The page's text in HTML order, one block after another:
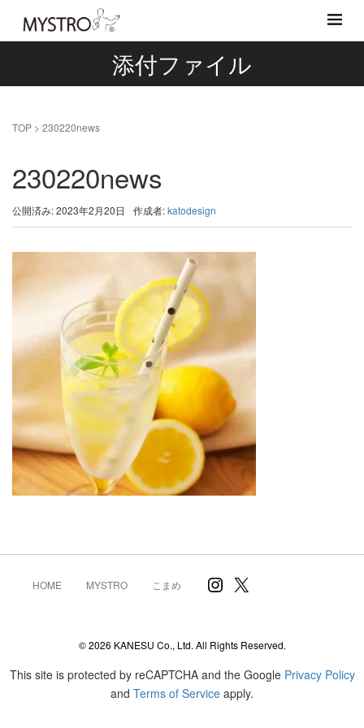
添付ファイル
TOP > 230220news
230220news
公開済み: 2023年2月20日 作成者:katodesign
HOME MYSTRO こまめ Instagram
X
© 2026 KANESU Co., Ltd. All Rights Reserved.
This site is protected by reCAPTCHA and the Google Privacy Policy
and Terms of Service apply.